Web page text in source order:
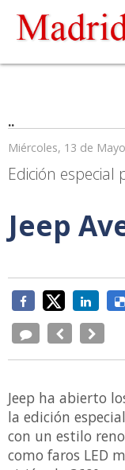
..
Miércoles, 13 de
Edición especial
Jeep
Jeep ha abierto
la edición
con un estilo
como faros LED